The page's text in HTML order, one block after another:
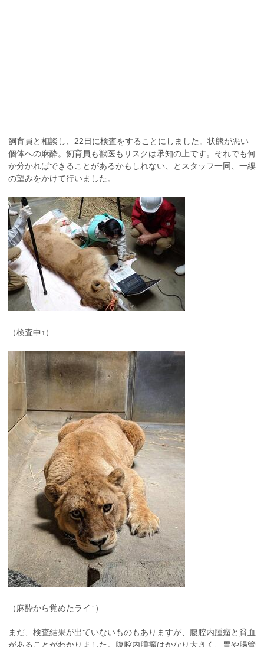
飼育員と相談し、22日に検査をすることにしました。状態が悪い
個体への麻酔。飼育員も獣医もリスクは承知の上です。それでも何
か分かればできることがあるかもしれない、とスタッフ一同、一縷
の望みをかけて行いました。
（検査中↑）
（麻酔から覚めたライ↑）
まだ、検査結果が出ていないものもありますが、腹腔内腫瘤と貧血
があることがわかりました。腹腔内腫瘤はかなり大きく、胃や腸管